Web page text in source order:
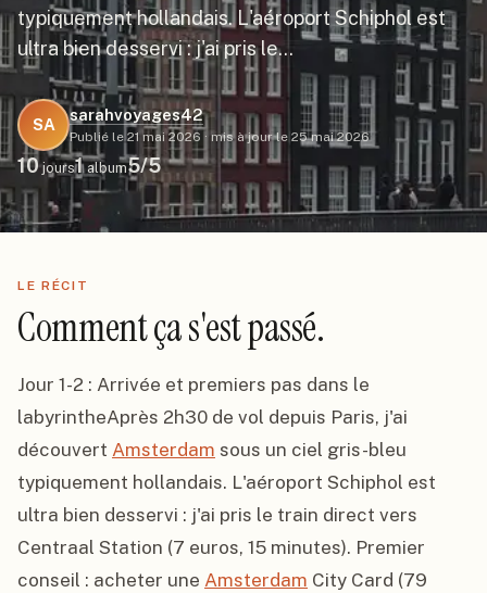
typiquement hollandais. L'aéroport Schiphol est
ultra bien desservi : j'ai pris le…
SA
sarahvoyages42
Publié le 21 mai 2026 · mis à jour le 25 mai 2026
10jours1album5/5
LE RÉCIT
Comment ça s'est passé.
Jour 1-2 : Arrivée et premiers pas dans le
labyrintheAprès 2h30 de vol depuis Paris, j'ai
découvert Amsterdam sous un ciel gris-bleu
typiquement hollandais. L'aéroport Schiphol est
ultra bien desservi : j'ai pris le train direct vers
Centraal Station (7 euros, 15 minutes). Premier
conseil : acheter une Amsterdam City Card (79